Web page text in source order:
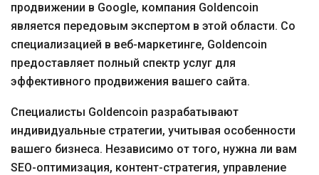
продвижении в Google, компания Goldencoin
является передовым экспертом в этой области. Со
специализацией в веб-маркетинге, Goldencoin
предоставляет полный спектр услуг для
эффективного продвижения вашего сайта.
Специалисты Goldencoin разрабатывают
индивидуальные стратегии, учитывая особенности
вашего бизнеса. Независимо от того, нужна ли вам
SEO-оптимизация, контент-стратегия, управление